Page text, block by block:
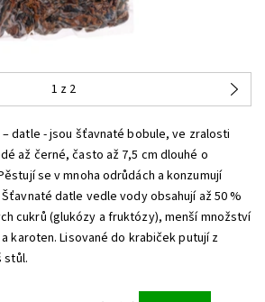
1 z 2
datle - jsou šťavnaté bobule, ve zralosti
až černé, často až 7,5 cm dlouhé o
se v mnoha odrůdách a konzumují
datle vedle vody obsahují až 50 %
cukrů (glukózy a fruktózy), menší množství
karoten. Lisované do krabiček putují z
stůl.